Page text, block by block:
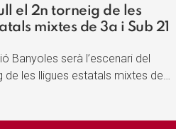
el 2n torneig de les
mixtes de 3a i Sub 21
Banyoles serà l’escenari del
de les lligues estatals mixtes de…